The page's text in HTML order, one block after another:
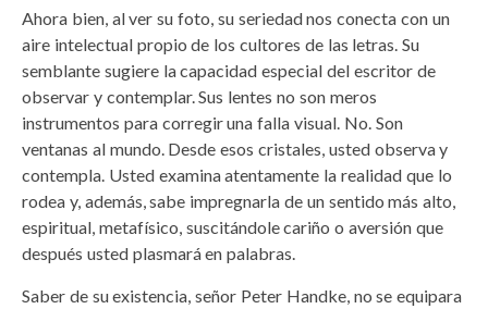
Ahora bien, al ver su foto, su seriedad nos conecta con un
aire intelectual propio de los cultores de las letras. Su
semblante sugiere la capacidad especial del escritor de
observar y contemplar. Sus lentes no son meros
instrumentos para corregir una falla visual. No. Son
ventanas al mundo. Desde esos cristales, usted observa y
contempla. Usted examina atentamente la realidad que lo
rodea y, además, sabe impregnarla de un sentido más alto,
espiritual, metafísico, suscitándole cariño o aversión que
después usted plasmará en palabras.
Saber de su existencia, señor Peter Handke, no se equipara